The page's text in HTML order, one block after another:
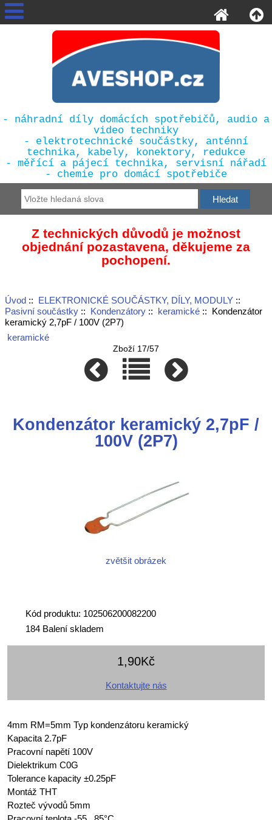
- náhradní díly domácích spotřebičů, audio a
video techniky
- elektrotechnické součástky, anténní
technika, kabely, konektory, redukce
- měřící a pájecí technika, servisní nářadí
- chemie pro domácí spotřebiče
Z technických důvodů je možnost
objednání pozastavena, děkujeme za
pochopení.
Úvod:: ELEKTRONICKÉ SOUČÁSTKY, DÍLY, MODULY::
Pasivní součástky:: Kondenzátory:: keramické:: Kondenzátor
keramický 2,7pF / 100V (2P7)
keramické
Zboží 17/57
Kondenzátor keramický 2,7pF /
100V (2P7)
zvětšit obrázek
Kód produktu: 102506200082200
184 Balení skladem
1,90Kč
Kontaktujte nás
4mm RM=5mm Typ kondenzátoru keramický
Kapacita 2.7pF
Pracovní napětí 100V
Dielektrikum C0G
Tolerance kapacity ±0.25pF
Montáž THT
Rozteč vývodů 5mm